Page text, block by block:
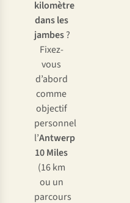
kilomètre
dans les
jambes?
Fixez-
vous
d’abord
comme
objectif
personnel
l’Antwerp
10 Miles
(16 km
ou un
parcours